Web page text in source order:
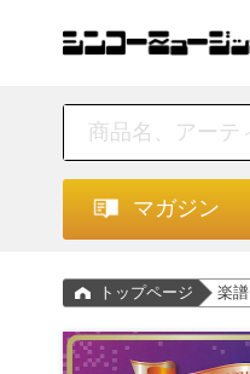
マガジン
トップページ 楽譜